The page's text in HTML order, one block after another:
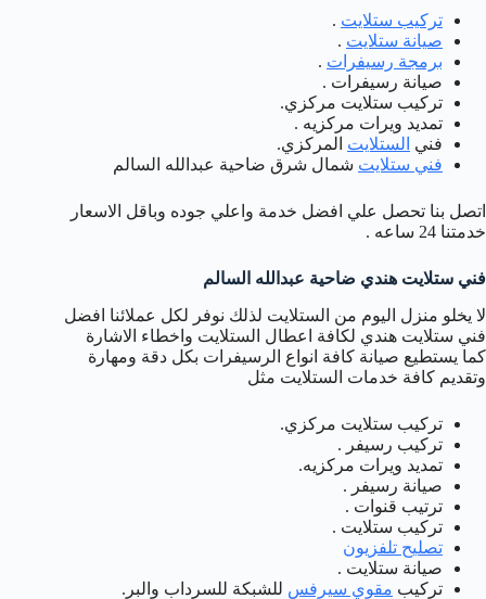
تركيب ستلايت .
صيانة ستلايت .
برمجة رسيفرات .
صيانة رسيفرات .
تركيب ستلايت مركزي.
تمديد ويرات مركزيه .
فني الستلايت المركزي.
فني ستلايت شمال شرق ضاحية عبدالله السالم
اتصل بنا تحصل علي افضل خدمة واعلي جوده وباقل الاسعار
خدمتنا 24 ساعه .
فني ستلايت هندي ضاحية عبدالله السالم
لا يخلو منزل اليوم من الستلايت لذلك نوفر لكل عملائنا افضل
فني ستلايت هندي لكافة اعطال الستلايت واخطاء الاشارة
كما يستطيع صيانة كافة انواع الرسيفرات بكل دقة ومهارة
وتقديم كافة خدمات الستلايت مثل
تركيب ستلايت مركزي.
تركيب رسيفر .
تمديد ويرات مركزيه.
صيانة رسيفر .
ترتيب قنوات .
تركيب ستلايت .
تصليح تلفزيون
صيانة ستلايت .
تركيب مقوي سيرفس للشبكة للسرداب والبر.